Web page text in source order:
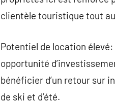
clientèle touristique tout au
Potentiel de location
opportunité
bénéficier d’un retour sur
de ski et d’été.